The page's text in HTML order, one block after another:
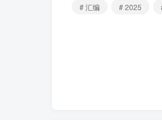
科学精神，坚持理
# 汇编
# 2025